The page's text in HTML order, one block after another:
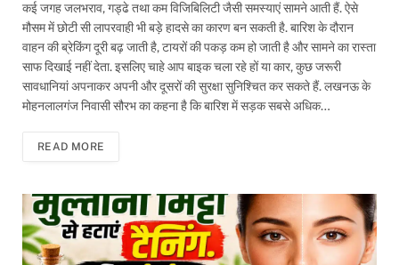
कई जगह जलभराव, गड्ढे तथा कम विजिबिलिटी जैसी समस्याएं सामने आती हैं. ऐसे
मौसम में छोटी सी लापरवाही भी बड़े हादसे का कारण बन सकती है. बारिश के दौरान
वाहन की ब्रेकिंग दूरी बढ़ जाती है, टायरों की पकड़ कम हो जाती है और सामने का रास्ता
साफ दिखाई नहीं देता. इसलिए चाहे आप बाइक चला रहे हों या कार, कुछ जरूरी
सावधानियां अपनाकर अपनी और दूसरों की सुरक्षा सुनिश्चित कर सकते हैं. लखनऊ के
मोहनलालगंज निवासी सौरभ का कहना है कि बारिश में सड़क सबसे अधिक…
READ MORE